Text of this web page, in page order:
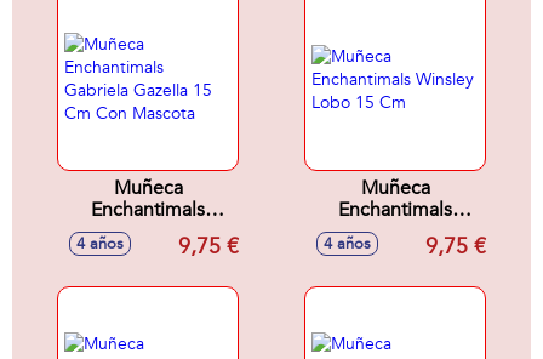
Muñeca
Enchantimals
Gabriela Gazella 15
Cm Con Mascota
4 años 9,75 €
Muñeca
Enchantimals
Winsley Lobo 15
4 años 9,75 €